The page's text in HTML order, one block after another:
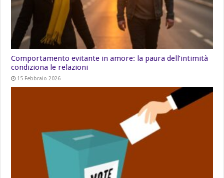
Comportamento evitante in amore: la paura dell’intimità
condiziona le relazioni
15 Febbraio 2026